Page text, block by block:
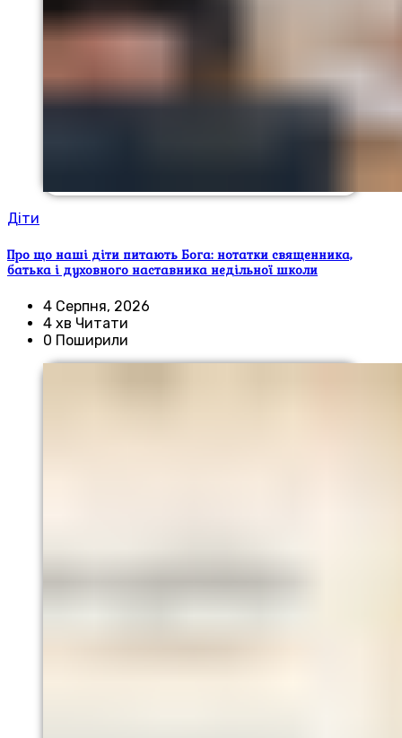
Діти
Про що наші діти питають Бога: нотатки священника,
батька і духовного наставника недільної школи
4 Серпня, 2026
4 хв Читати
0 Поширили